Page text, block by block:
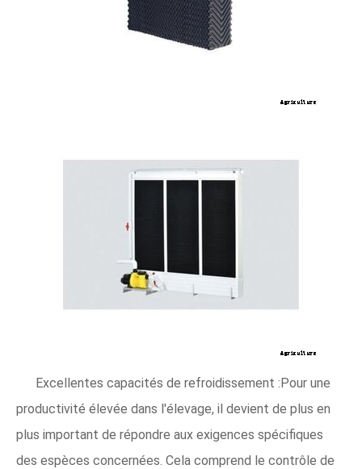
Excellentes capacités de refroidissement :Pour une
productivité élevée dans l'élevage, il devient de plus en
plus important de répondre aux exigences spécifiques
des espèces concernées. Cela comprend le contrôle de